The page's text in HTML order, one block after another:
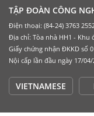
TẬP ĐOÀN CÔNG
Điện thoại: (84-24) 3763
Địa chỉ: Tòa nhà HH1 - Khu
Giấy chứng nhận ĐKKD số
Nội cấp lần đầu ngày 17/04/
VIETNAMESE